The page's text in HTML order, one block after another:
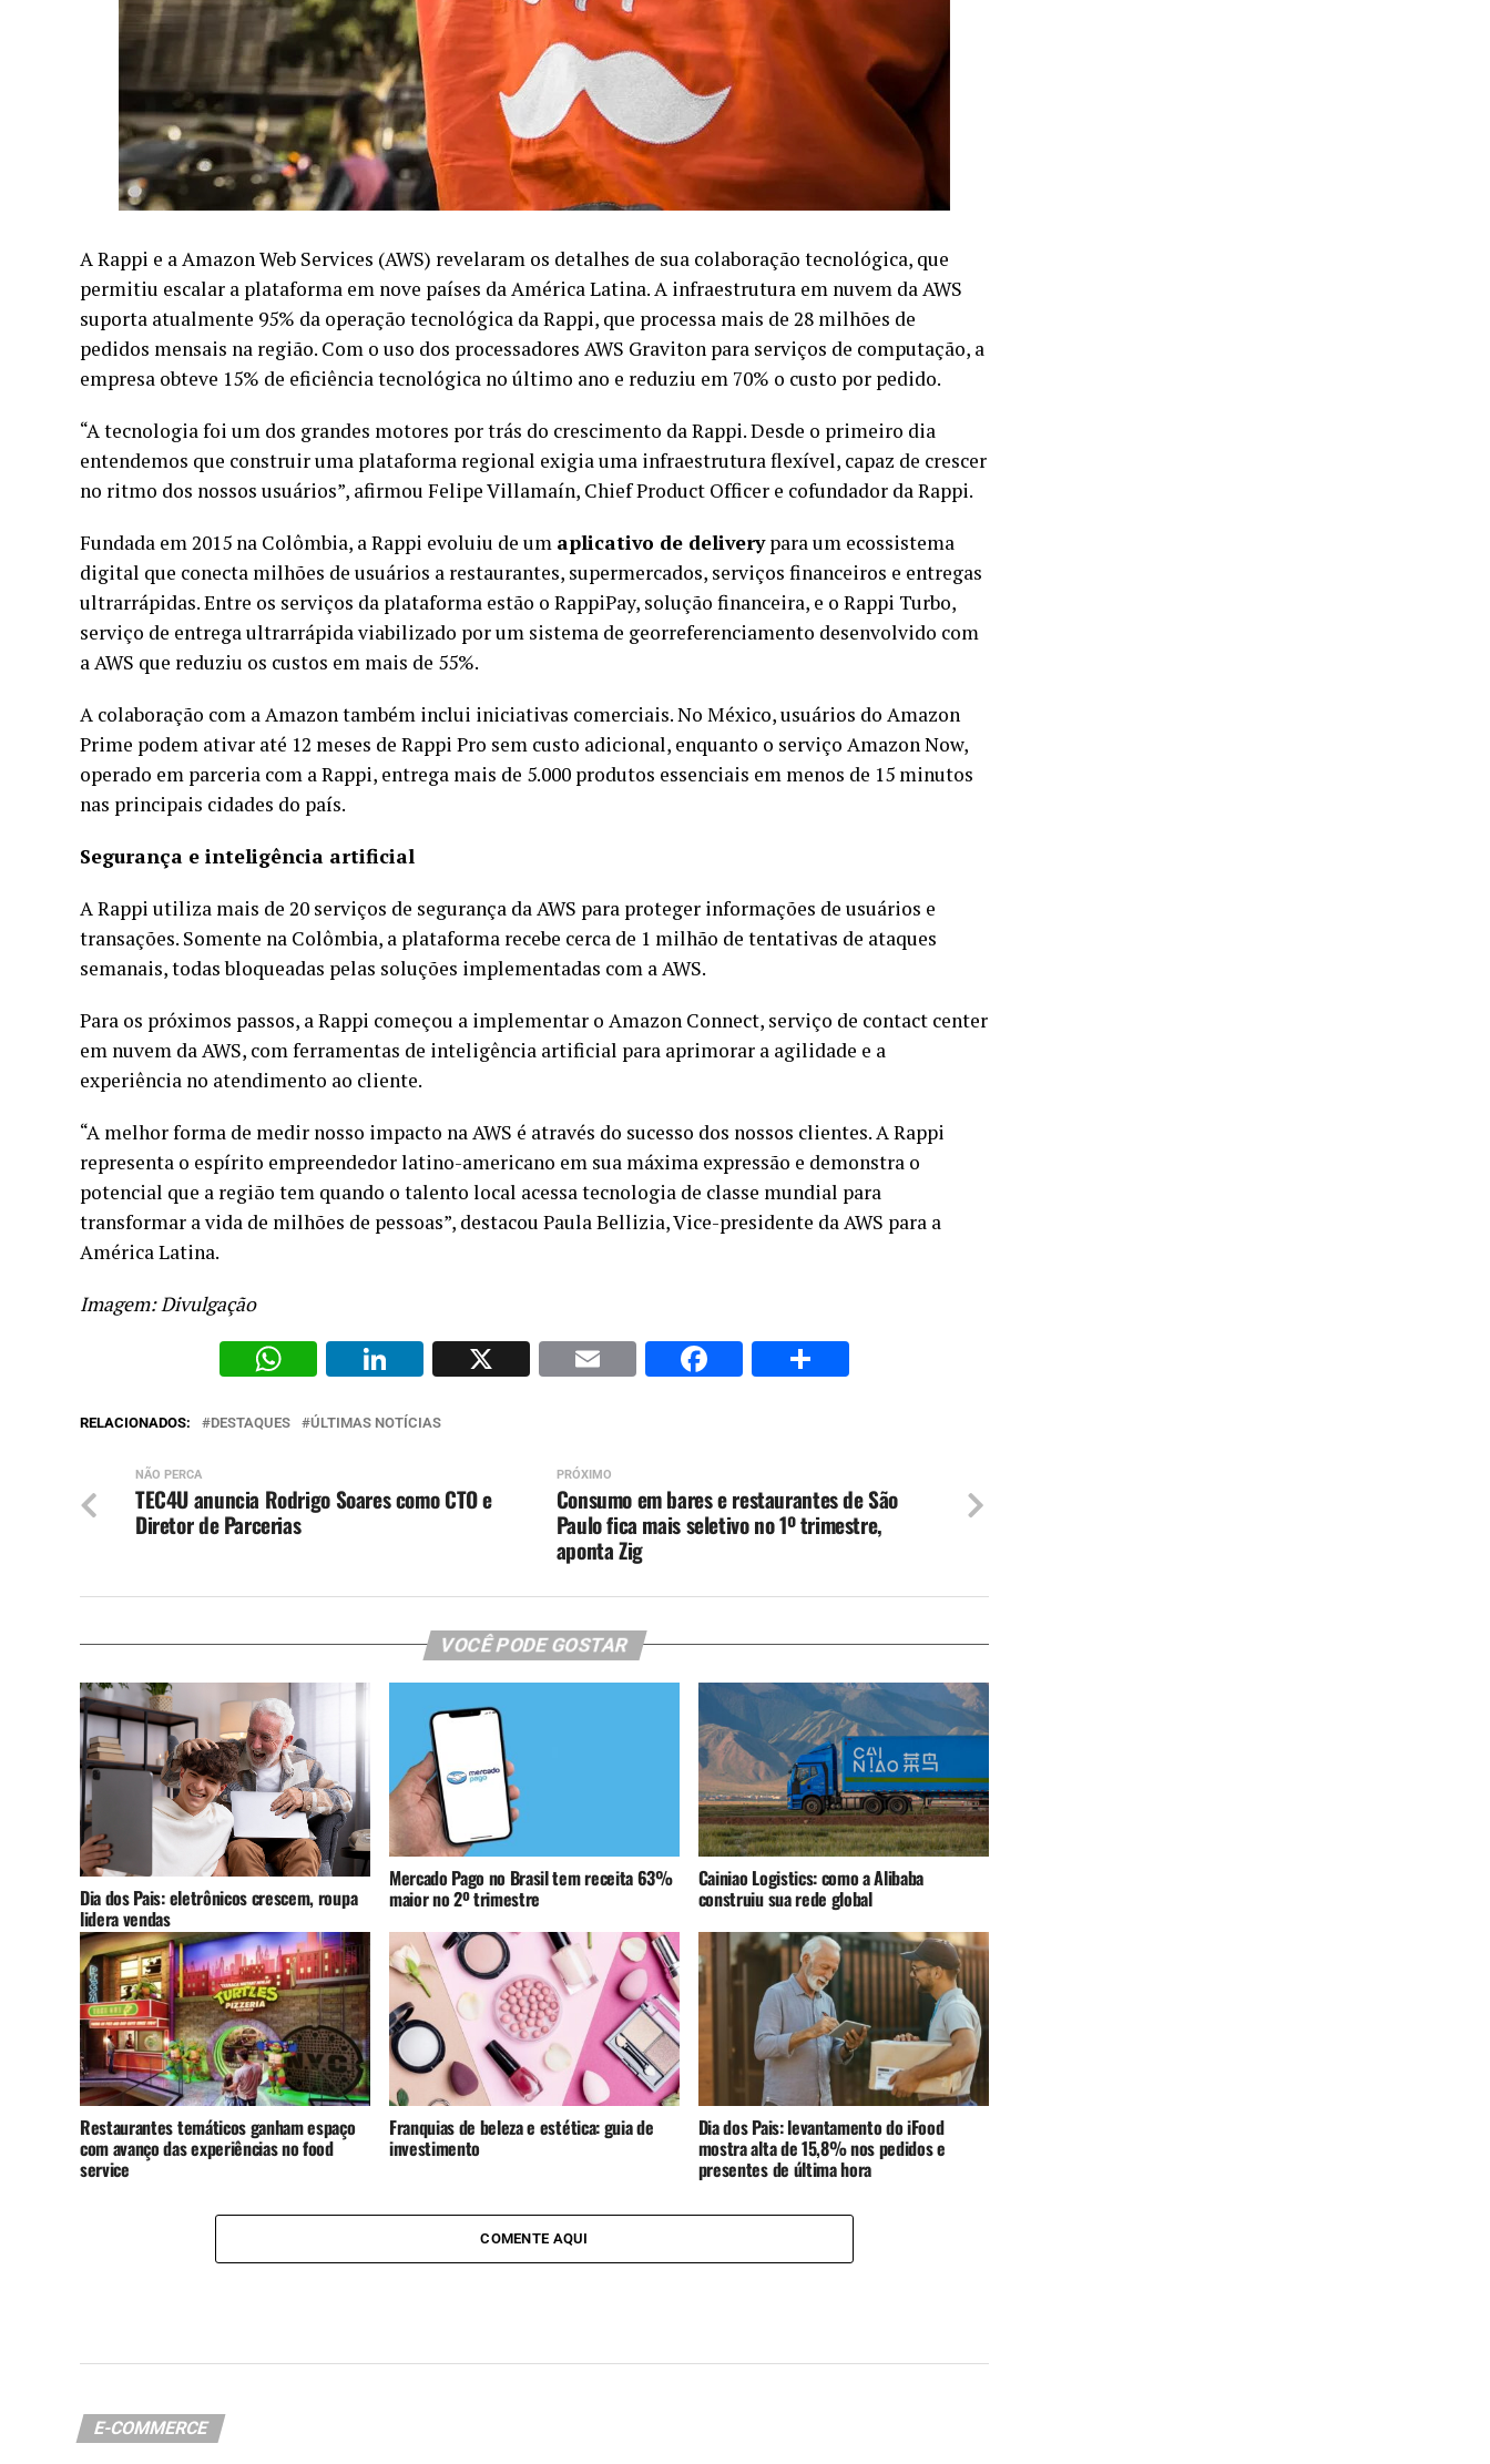
A Rappi e aAmazon Web Services (AWS) revelaram os detalhes de sua colaboração tecnológica, que
permitiu escalar a plataforma em nove países da América Latina. A infraestrutura em nuvem da AWS
suporta atualmente 95% da operação tecnológica da Rappi, que processa mais de 28 milhões de
pedidos mensais na região. Com o uso dos processadores AWS Graviton para serviços de computação, a
empresa obteve 15% de eficiência tecnológica no último ano e reduziu em 70% o custo por pedido.
“A tecnologia foi um dos grandes motores por trás do crescimento da Rappi. Desde o primeiro dia
entendemos que construir uma plataforma regional exigia uma infraestrutura flexível, capaz de crescer
no ritmo dos nossos usuários”, afirmou Felipe Villamaín, Chief Product Officer e cofundador da Rappi.
Fundada em 2015 na Colômbia, a Rappi evoluiu de um aplicativo de deliverypara um ecossistema
digital que conecta milhões de usuários a restaurantes, supermercados, serviços financeiros e entregas
ultrarrápidas. Entre os serviços da plataforma estão o RappiPay, solução financeira, e o Rappi Turbo,
serviço de entrega ultrarrápida viabilizado por um sistema de georreferenciamento desenvolvido com
a AWS que reduziu os custos em mais de 55%.
A colaboração com a Amazon também inclui iniciativas comerciais. No México, usuários do Amazon
Prime podem ativar até 12 meses de Rappi Pro sem custo adicional, enquanto o serviço Amazon Now,
operado em parceria com a Rappi, entrega mais de 5.000 produtos essenciais em menos de 15 minutos
nas principais cidades do país.
Segurança e inteligência artificial
A Rappi utiliza mais de 20 serviços de segurança da AWS para proteger informações de usuários e
transações. Somente na Colômbia, a plataforma recebe cerca de 1 milhão de tentativas de ataques
semanais, todas bloqueadas pelas soluções implementadas com a AWS.
Para os próximos passos, a Rappi começou a implementar o Amazon Connect, serviço de contact center
em nuvem da AWS, com ferramentas de inteligência artificial para aprimorar a agilidade e a
experiência no atendimento ao cliente.
“A melhor forma de medir nosso impacto na AWS é através do sucesso dos nossos clientes. A Rappi
representa o espírito empreendedor latino-americano em sua máxima expressão e demonstra o
potencial que a região tem quando o talento local acessa tecnologia de classe mundial para
transformar a vida de milhões de pessoas”, destacou Paula Bellizia, Vice-presidente da AWS para a
América Latina.
Imagem: Divulgação
WhatsAppLinkedIn
X Email Facebook
RELACIONADOS: DESTAQUES ÚLTIMAS NOTÍCIAS
PRÓXIMO
Consumo em bares e restaurantes de São
Paulo fica mais seletivo no 1º trimestre,
aponta Zig
NÃO PERCA
TEC4U anuncia Rodrigo Soares como CTO e
Diretor de Parcerias
VOCÊ PODE GOSTAR
Dia dos Pais: eletrônicos crescem, roupa
lidera vendas
Mercado Pago no Brasil tem receita 63%
maior no 2º trimestre
Cainiao Logistics: como a Alibaba
construiu sua rede global
Restaurantes temáticos ganham espaço
com avanço das experiências no food
service
Franquias de beleza e estética: guia de
investimento
Dia dos Pais: levantamento do iFood
mostra alta de 15,8% nos pedidos e
presentes de última hora
COMENTE AQUI
E-COMMERCE